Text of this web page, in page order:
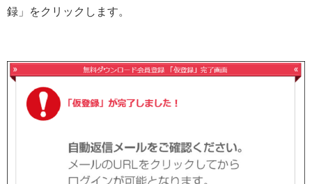
録」をクリックします。